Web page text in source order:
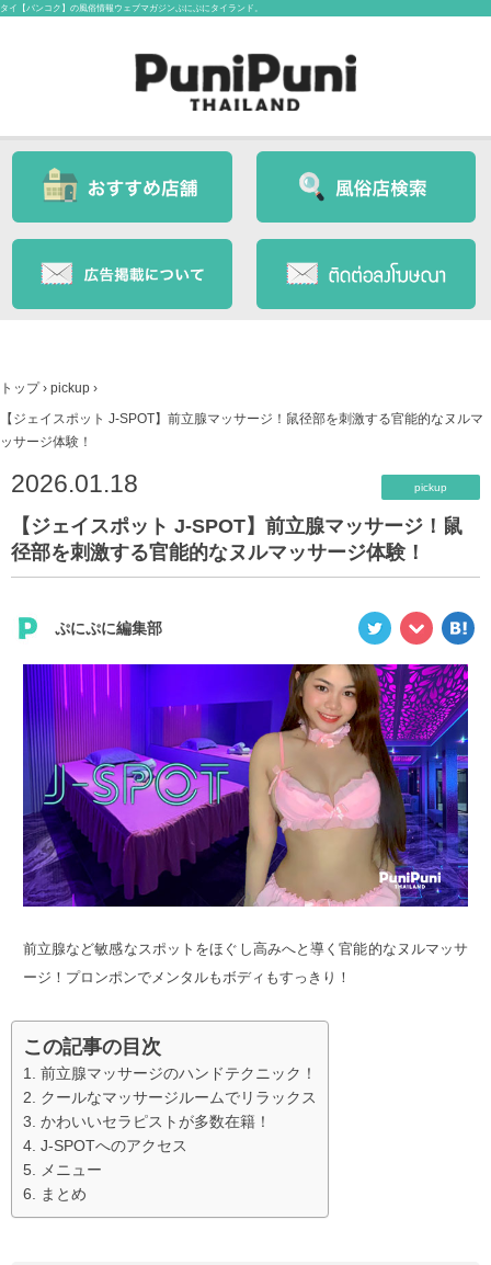
タイ【バンコク】の風俗情報ウェブマガジンぷにぷにタイランド。
トップ › pickup ›
【ジェイスポット J-SPOT】前立腺マッサージ！鼠径部を刺激する官能的なヌルマ
ッサージ体験！
2026.01.18 pickup
【ジェイスポット J-SPOT】前立腺マッサージ！鼠
径部を刺激する官能的なヌルマッサージ体験！
ぷにぷに編集部
前立腺など敏感なスポットをほぐし高みへと導く官能的なヌルマッサ
ージ！プロンポンでメンタルもボディもすっきり！
この記事の目次
前立腺マッサージのハンドテクニック！
クールなマッサージルームでリラックス
かわいいセラピストが多数在籍！
J-SPOTへのアクセス
メニュー
まとめ